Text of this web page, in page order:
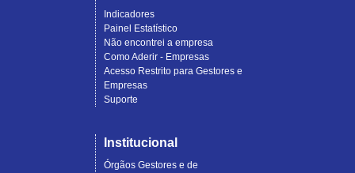
Indicadores
Painel Estatístico
Não encontrei a empresa
Como Aderir - Empresas
Acesso Restrito para Gestores e
Empresas
Suporte
Institucional
Órgãos Gestores e de